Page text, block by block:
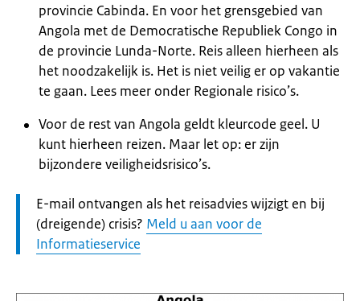
provincie Cabinda. En voor het grensgebied van
Angola met de Democratische Republiek Congo in
de provincie Lunda-Norte. Reis alleen hierheen als
het noodzakelijk is. Het is niet veilig er op vakantie
te gaan. Lees meer onder Regionale risico’s.
Voor de rest van Angola geldt kleurcode geel. U
kunt hierheen reizen. Maar let op: er zijn
bijzondere veiligheidsrisico’s.
Let
op:
E-mail ontvangen als het reisadvies wijzigt en bij
(dreigende) crisis? Meld u aan voor de
Informatieservice